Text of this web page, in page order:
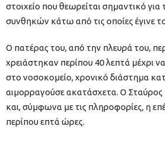
στοιχείο που θεωρείται σημαντικό
συνθηκών κάτω από τις οποίες έγινε
Ο πατέρας του, από την πλευρά του,
χρειάστηκαν περίπου 40 λεπτά μέχρι
στο νοσοκομείο, χρονικό διάστημα
αιμορραγούσε ακατάσχετα. Ο Σταύρος
και, σύμφωνα με τις πληροφορίες, η
περίπου επτά ώρες.